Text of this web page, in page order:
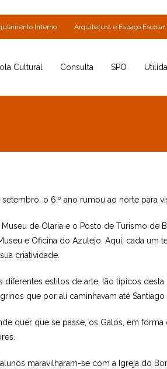
Interno Arquitetura e Espaço Escolar
Cultural Consulta SPO
o 6.º ano rumou ao norte para
de Olaria e o Posto de Turismo de
e Oficina do Azulejo. Aqui, cada um
criatividade.
diferentes estilos de arte, tão típicos
que por ali caminhavam até
quer que se passe, os Galos, em
maravilharam-se com a Igreja do